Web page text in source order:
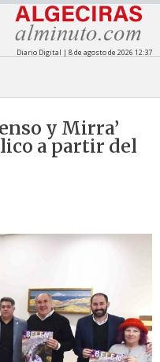
Diario Digital | 8 de agosto de 2026 12:37
y Mirra’
a partir del